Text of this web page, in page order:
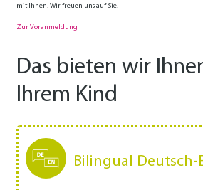
mit Ihnen. Wir freuen uns auf Sie!
Zur Voranmeldung
Das bieten wir
Ihrem Kind
Bilingual Deutsch-